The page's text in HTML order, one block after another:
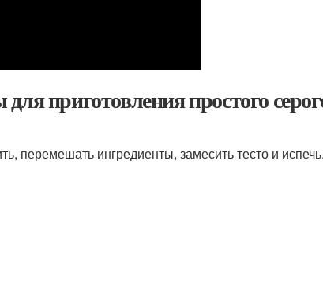
приготовления простого
перемешать ингредиенты, замесить тесто и